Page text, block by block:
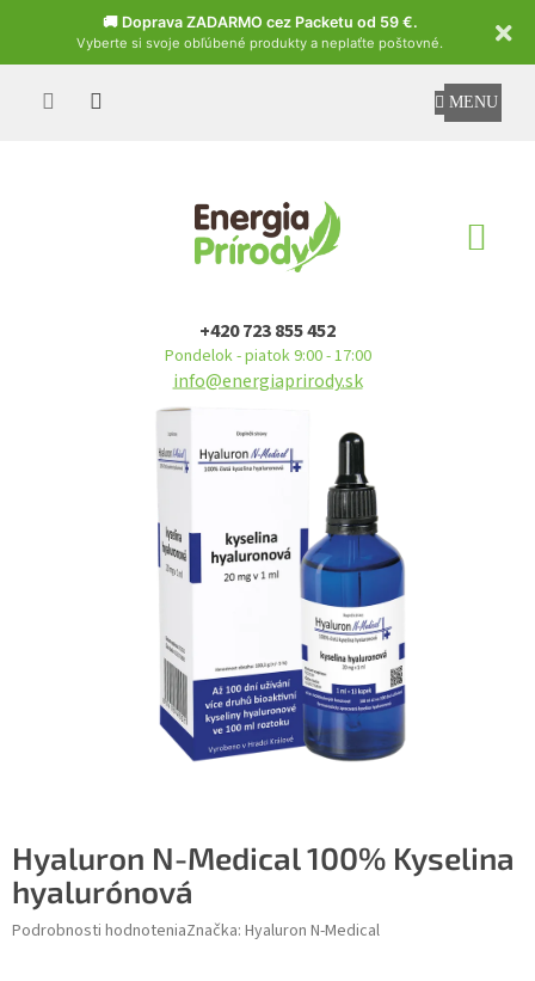
🚚 Doprava ZADARMO cez Packetu od 59 €.
Vyberte si svoje obľúbené produkty a neplaťte poštovné.
Czech
+420 723 855 452
Pondelok - piatok 9:00 - 17:00
info@energiaprirody.sk
Hyaluron N-Medical 100% Kyselina
hyalurónová
Podrobnosti hodnoteniaZnačka: Hyaluron N-Medical